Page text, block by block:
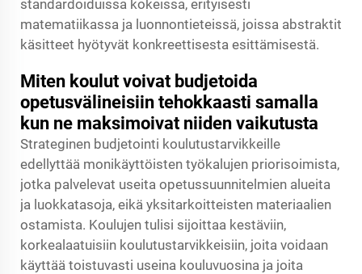
standardoiduissa kokeissa, erityisesti
matematiikassa ja luonnontieteissä, joissa abstraktit
käsitteet hyötyvät konkreettisesta esittämisestä.
Miten koulut voivat budjetoida
opetusvälineisiin tehokkaasti samalla
kun ne maksimoivat niiden vaikutusta
Strateginen budjetointi koulutustarvikkeille
edellyttää monikäyttöisten työkalujen priorisoimista,
jotka palvelevat useita opetussuunnitelmien alueita
ja luokkatasoja, eikä yksitarkoitteisten materiaalien
ostamista. Koulujen tulisi sijoittaa kestäviin,
korkealaatuisiin koulutustarvikkeisiin, joita voidaan
käyttää toistuvasti useina kouluvuosina ja joita